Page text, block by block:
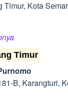
Timur, Kota
Timur
B, Karangturi,